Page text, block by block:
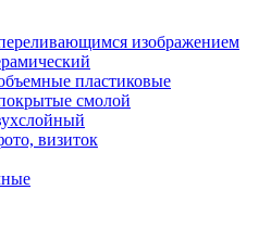
изображением
пластиковые
смолой
визиток